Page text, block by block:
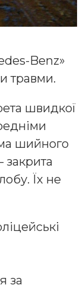
Benz»
травми.
швидкої
шийного
закрита
Їх не
за